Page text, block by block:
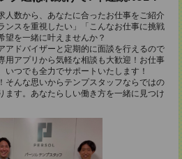
人数から、あなたに合ったお仕事をご紹介
ンスを重視したい」「こんなお仕事に挑戦
望を一緒に叶えませんか？
アドバイザーと定期的に面談を行えるので
用アプリから気軽な相談も大歓迎！お仕事
つでも全力でサポートいたします！
そんな思いからテンプスタッフならではの
ます。あなたらしい働き方を一緒に見つけ